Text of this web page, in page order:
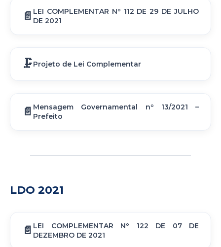
LEI COMPLEMENTAR Nº 112 DE 29 DE JULHO
DE 2021
Projeto de Lei Complementar
Mensagem Governamental nº 13/2021 –
Prefeito
LDO 2021
LEI COMPLEMENTAR Nº 122 DE 07 DE
DEZEMBRO DE 2021